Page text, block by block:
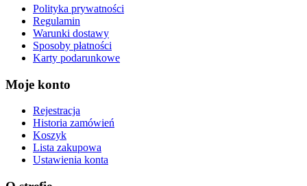
Polityka prywatności
Regulamin
Warunki dostawy
Sposoby płatności
Karty podarunkowe
Moje konto
Rejestracja
Historia zamówień
Koszyk
Lista zakupowa
Ustawienia konta